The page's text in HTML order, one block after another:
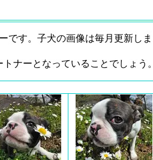
です。子犬の画像は毎月更新しま
ナーとなっていることでしょう。